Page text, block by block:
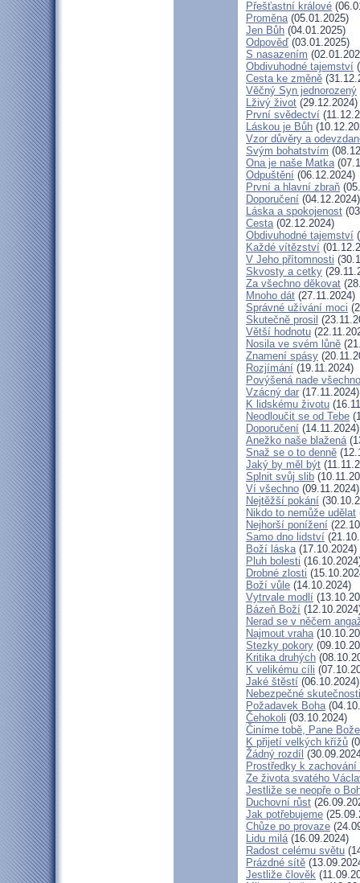
Přešťastní králové
Proměna(05.01.2025)
Jen Bůh (04.01.2025)
Odpověď (03.01.2025)
S nasazením
Obdivuhodné tajemství
Cesta ke změně
Věčný Syn jednorozený
Lživý život (29.12.2024)
První svědectví
Láskou je Bůh
Vzor důvěry a
Svým bohatstvím
Ona je naše Matka
Odpuštění (06.12.2024)
První a hlavní zbraň
Doporučení (04.12.2024)
Láska a spokojenost
Cesta(02.12.2024)
Obdivuhodné tajemství
Každé vítězství
V Jeho přítomnosti
Skvosty a cetky
Za všechno děkovat
Mnoho dát (27.11.2024)
Správné užívání moci
Skutečně prosil
Větší hodnotu
Nosila ve svém lůně
Znamení spásy
Rozjímání (19.11.2024)
Povýšená nade všechno
Vzácný dar (17.11.2024)
K lidskému životu
Neodloučit se od Tebe
Doporučení (14.11.2024)
Anežko naše blažená
Snaž se o to denně
Jaký by měl být
Splnit svůj slib
Ví všechno (09.11.2024)
Nejtěžší pokání
Nikdo to nemůže udělat
Nejhorší ponížení
Samo dno lidství
Boží láska(17.10.2024)
Pluh bolesti
Drobné zlosti
Boží vůle (14.10.2024)
Vytrvale modlí
Bázeň Boží
Nerad se v něčem
Najmout vraha
Stezky pokory
Kritika druhých
K velikému cíli
Jaké štěstí (06.10.2024)
Nebezpečné skutečnosti
Požadavek Boha
Čehokoli (03.10.2024)
Činíme tobě, Pane
K přijetí velkých křížů
Žádný rozdíl
Prostředky k
Ze života svatého
Jestliže se neopře o
Duchovní růst
Jak potřebujeme
Chůze po provaze
Lidu milá(16.09.2024)
Radost celému světu
Prázdné sítě
Jestliže člověk